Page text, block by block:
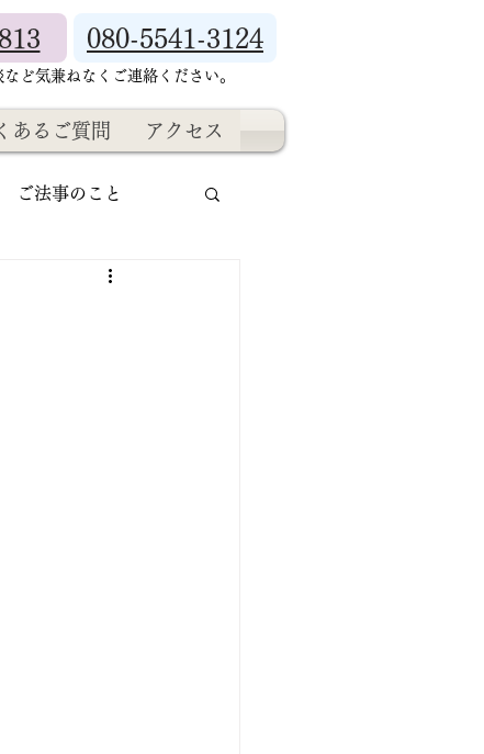
080-5541-3124
ど気兼ねなくご連絡ください。
あるご質問 アクセス
ご法事のこと